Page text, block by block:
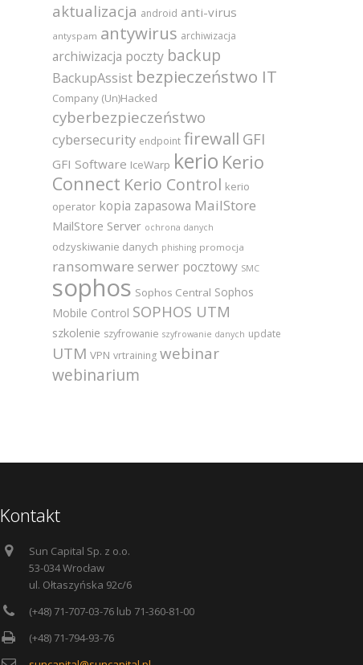
aktualizacja android anti-virus
antyspam antywirus archiwizacja
archiwizacja poczty backup
BackupAssist bezpieczeństwo IT
Company (Un)Hacked
cyberbezpieczeństwo
cybersecurity endpoint firewall GFI
GFI Software IceWarp kerio Kerio
Connect Kerio Control kerio
operator kopia zapasowa MailStore
MailStore Server ochrona danych
odzyskiwanie danych phishing promocja
ransomware serwer pocztowy SMC
sophos Sophos Central Sophos
Mobile Control SOPHOS UTM
szkolenie szyfrowanie szyfrowanie danych update
UTM VPN vrtraining webinar
webinarium
Kontakt
Sun Capital Sp. z o.o.
53-034 Wrocław
ul. Ołtaszyńska 92c/6
(+48) 71-707-03-76 lub 71-360-81-00
(+48) 71-794-93-76